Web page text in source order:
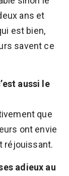
ans et
est bien,
savent ce
aussi le
que
ont envie
réjouissant.
adieux au